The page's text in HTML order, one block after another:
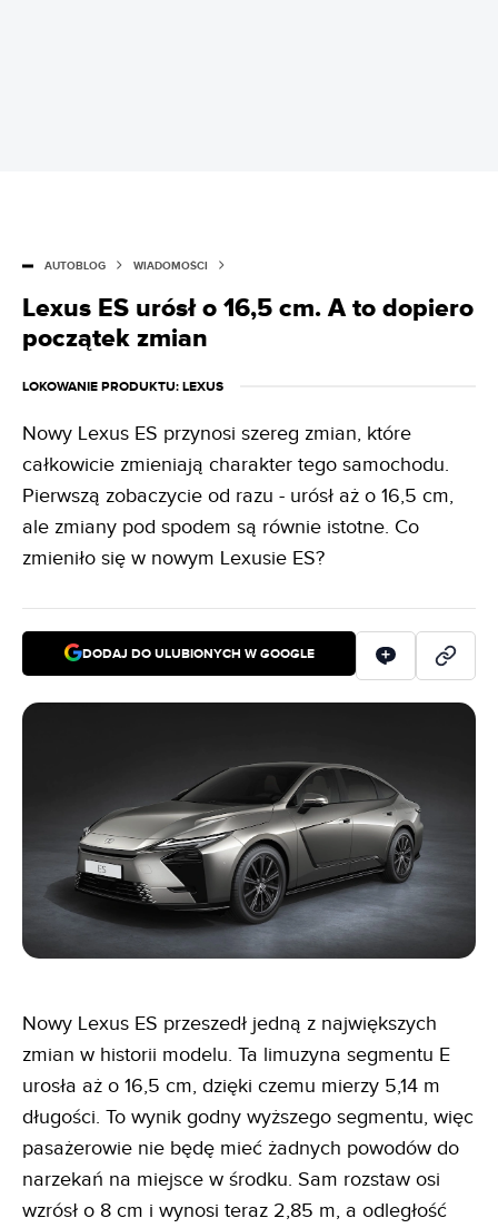
AUTOBLOG WIADOMOŚCI
Lexus ES urósł o 16,5 cm. A to dopiero
początek zmian
LOKOWANIE PRODUKTU: LEXUS
Nowy Lexus ES przynosi szereg zmian, które
całkowicie zmieniają charakter tego samochodu.
Pierwszą zobaczycie od razu - urósł aż o 16,5 cm,
ale zmiany pod spodem są równie istotne. Co
zmieniło się w nowym Lexusie ES?
DODAJ DO ULUBIONYCH W GOOGLE
Nowy Lexus ES przeszedł jedną z największych
zmian w historii modelu. Ta limuzyna segmentu E
urosła aż o 16,5 cm, dzięki czemu mierzy 5,14 m
długości. To wynik godny wyższego segmentu, więc
pasażerowie nie będę mieć żadnych powodów do
narzekań na miejsce w środku. Sam rozstaw osi
wzrósł o 8 cm i wynosi teraz 2,85 m, a odległość